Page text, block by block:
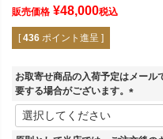
販売価格 ¥48,000税込
[ 436 ポイント進呈 ]
お取寄せ商品の入荷予定はメール
要する場合がございます。
(
須